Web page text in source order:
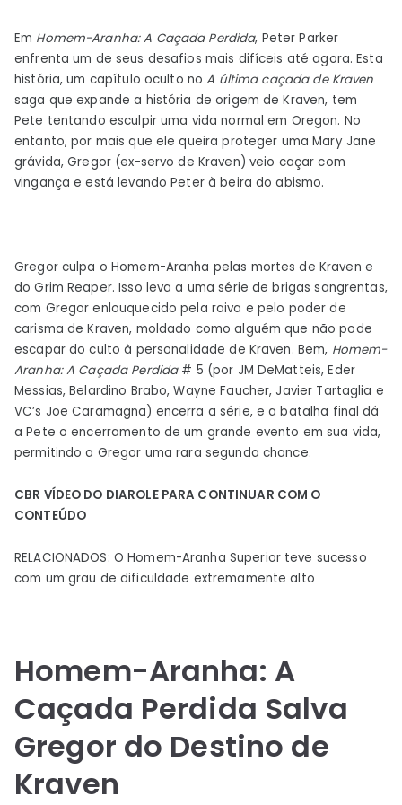
aborda
o
arrependimento
de
Peter
Parker
Em Homem-Aranha: A Caçada Perdida, Peter Parker
enfrenta um de seus desafios mais difíceis até agora. Esta
história, um capítulo oculto noA última caçada de Kraven
saga que expande a história de origem de Kraven, tem
Pete tentando esculpir uma vida normal em Oregon. No
entanto, por mais que ele queira proteger uma Mary Jane
grávida, Gregor (ex-servo de Kraven) veio caçar com
vingança e está levando Peter à beira do abismo.
Gregor culpa o Homem-Aranha pelas mortes de Kraven e
do Grim Reaper. Isso leva a uma série de brigas sangrentas,
com Gregor enlouquecido pela raiva e pelo poder de
carisma de Kraven, moldado como alguém que não pode
escapar do culto à personalidade de Kraven. Bem, Homem-
Aranha: A Caçada Perdida# 5 (por JM DeMatteis, Eder
Messias, Belardino Brabo, Wayne Faucher, Javier Tartaglia e
VC’s Joe Caramagna) encerra a série, e a batalha final dá
a Pete o encerramento de um grande evento em sua vida,
permitindo a Gregor uma rara segunda chance.
CBR VÍDEO DO DIAROLE PARA CONTINUAR COM O
CONTEÚDO
RELACIONADOS: O Homem-Aranha Superior teve sucesso
com um grau de dificuldade extremamente alto
Homem-Aranha: A
Caçada Perdida Salva
Gregor do Destino de
Kraven